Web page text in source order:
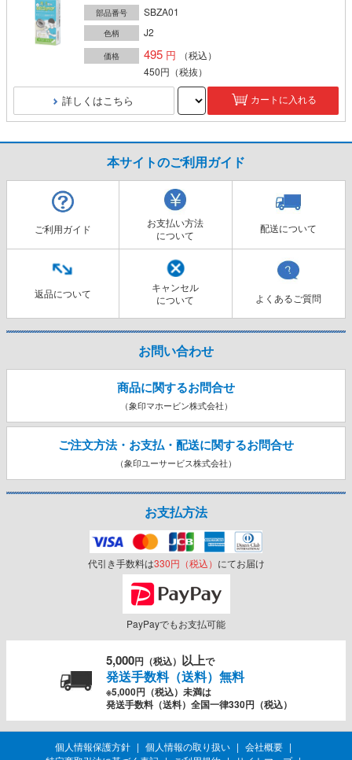
部品番号 SBZA01
色柄 J2
価格 495
（税込）
450円 （税抜）
詳しくはこちら カートに入れる
本サイトのご利用ガイド
ご利用ガイド
お支払い方法
について
配送について
返品について
キャンセル
について
よくあるご質問
お問い合わせ
商品に関するお問合せ
（象印マホービン株式会社）
ご注文方法・お支払・配送に関するお問合せ
（象印ユーサービス株式会社）
お支払方法
代引き手数料は330円（税込） にてお届け
PayPayでもお支払可能
5,000円（税込） 以上で
発送手数料（送料）無料
※5,000円（税込）未満は
発送手数料（送料）全国一律330円（税込）
個人情報保護方針 個人情報の取り扱い
会社概要